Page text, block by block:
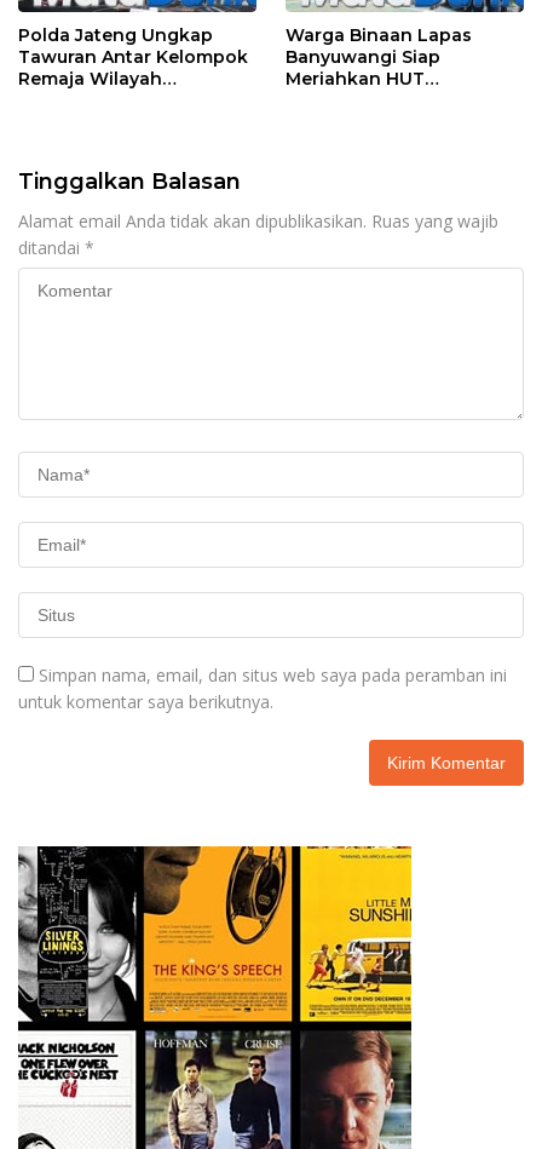
Polda Jateng Ungkap
Tawuran Antar Kelompok
Remaja Wilayah
Warga Binaan Lapas
Banyuwangi Siap
Meriahkan HUT
Tinggalkan Balasan
Alamat email Anda tidak akan dipublikasikan. Ruas yang wajib
ditandai *
Simpan nama, email, dan situs web saya pada peramban ini
untuk komentar saya berikutnya.